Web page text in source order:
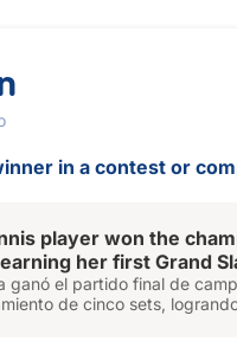
in a contest or
player won the
her first Grand
ganó el partido final de
de cinco sets,